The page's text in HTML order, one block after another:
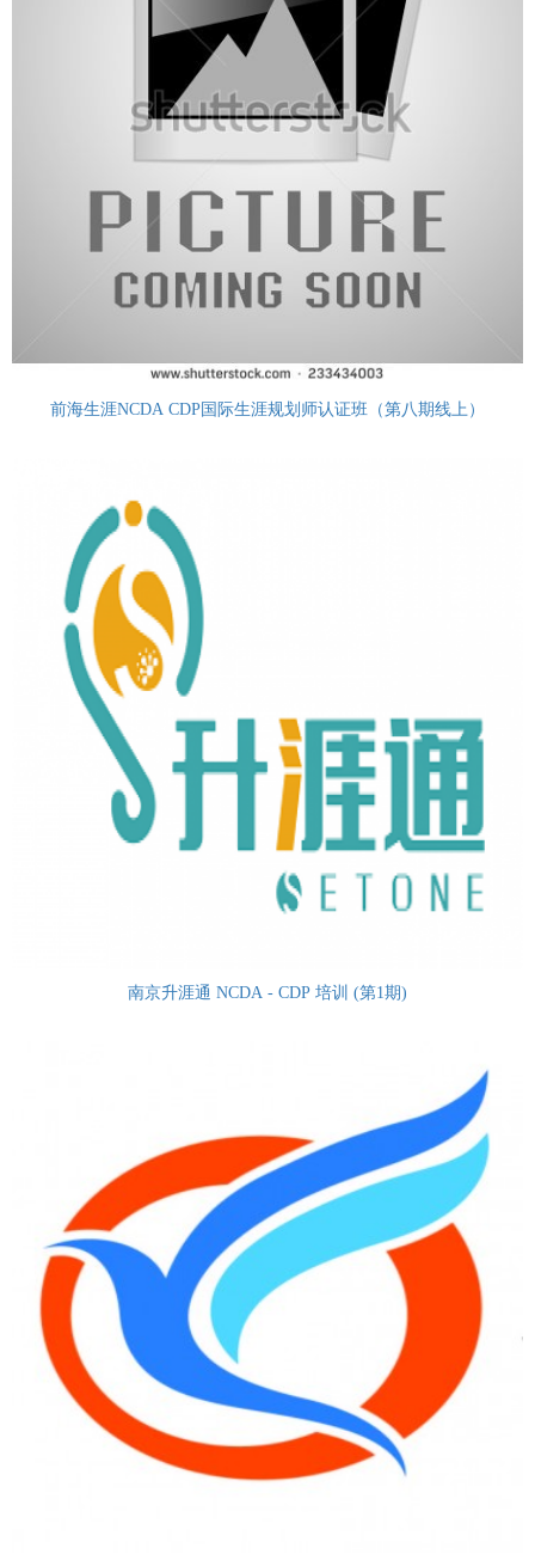
前海生涯NCDA CDP国际生涯规划师认证班（第八期线上）
南京升涯通 NCDA - CDP 培训 (第1期)